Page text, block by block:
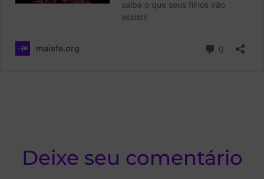
Deixe seu comentário